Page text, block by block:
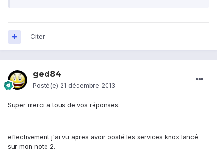
Citer
ged84
Posté(e) 21 décembre 2013
Super merci a tous de vos réponses.
effectivement j'ai vu apres avoir posté les services knox lancé
sur mon note 2.